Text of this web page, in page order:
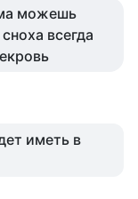
можешь
всегда
иметь в